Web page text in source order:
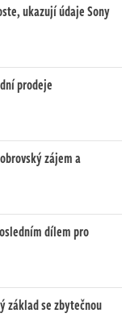
ukazují údaje Sony
prodeje
zájem a
dílem pro
základ se zbytečnou